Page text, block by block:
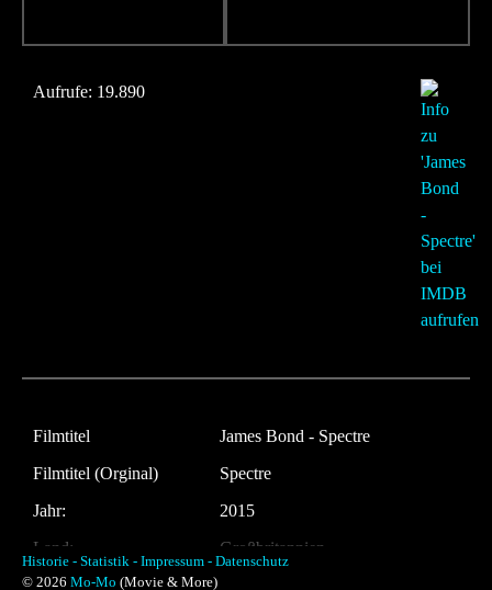
Aufrufe: 19.890
Filmtitel
James Bond - Spectre
Filmtitel (Orginal)
Spectre
Jahr:
2015
Land:
Großbritannien
Laufzeit:
Historie - Statistik - Impressum - Datenschutz
© 2026 Mo-Mo (Movie & More)